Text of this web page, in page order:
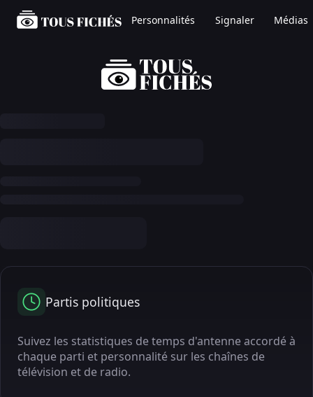
Personnalités Signaler Médias
Partis politiques
Suivez les statistiques de temps d'antenne accordé à
chaque parti et personnalité sur les chaînes de
télévision et de radio.